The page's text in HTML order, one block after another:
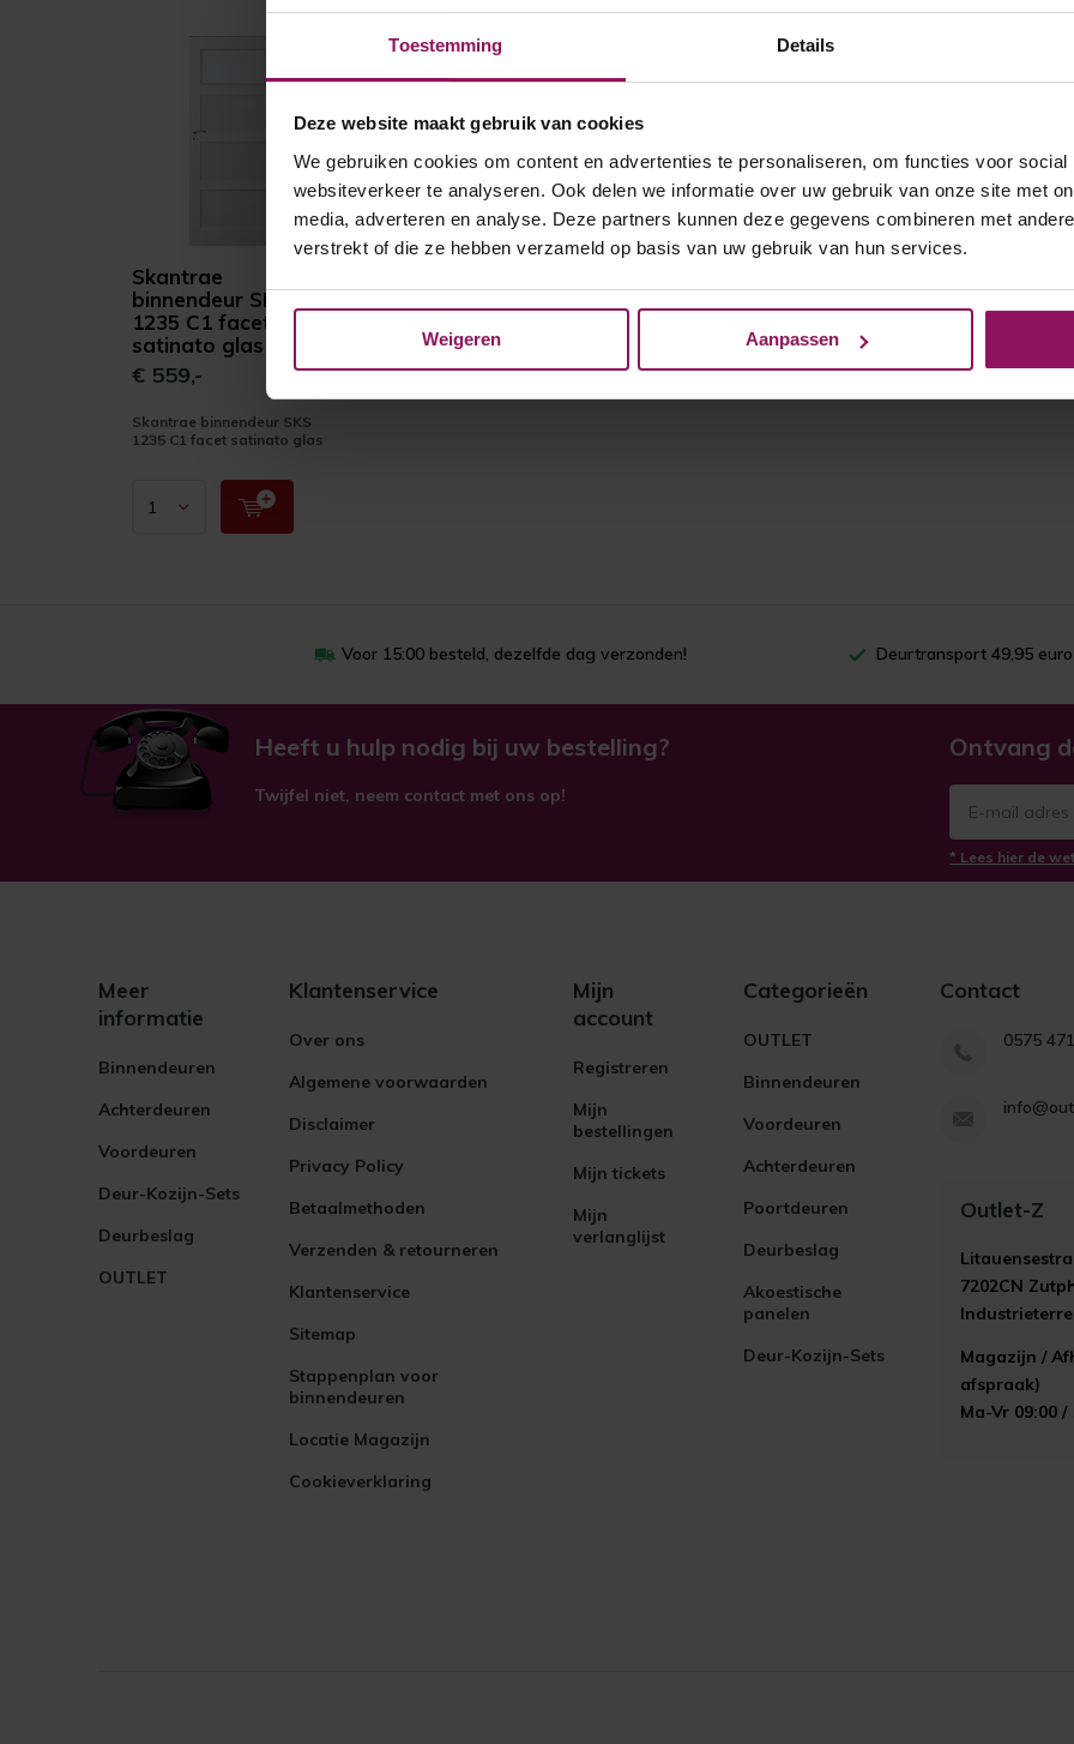
Toestemming Details
Deze website maakt gebruik van cookies
We gebruiken cookies om content en advertenties te personaliseren, om functies voor
websiteverkeer te analyseren. Ook delen we informatie over uw gebruik van onze site met
media, adverteren en analyse. Deze partners kunnen deze gegevens combineren met
verstrekt of die ze hebben verzameld op basis van uw gebruik van hun services.
Weigeren Aanpassen
Skantrae
binnendeur SKS
1235 C1 facet
satinato glas
€ 559,-
Skantrae binnendeur SKS
1235 C1 facet satinato glas
Voor 15:00 besteld, dezelfde dag verzonden! Deurtransport 49,95
Heeft u hulp nodig bij uw bestelling?
Twijfel niet, neem contact met ons op!
Ontvang
* Lees hier de
Meer
informatie
Binnendeuren
Achterdeuren
Voordeuren
Deur-Kozijn-Sets
Deurbeslag
OUTLET
Klantenservice
Over ons
Algemene voorwaarden
Disclaimer
Privacy Policy
Betaalmethoden
Verzenden & retourneren
Klantenservice
Sitemap
Stappenplan voor
binnendeuren
Locatie Magazijn
Cookieverklaring
Mijn
account
Registreren
Mijn
bestellingen
Mijn tickets
Mijn
verlanglijst
Categorieën
OUTLET
Binnendeuren
Voordeuren
Achterdeuren
Poortdeuren
Deurbeslag
Akoestische
panelen
Deur-Kozijn-Sets
Contact
0575
Outlet-Z
7202CN
Magazijn /
afspraak)
Ma-Vr 09:00